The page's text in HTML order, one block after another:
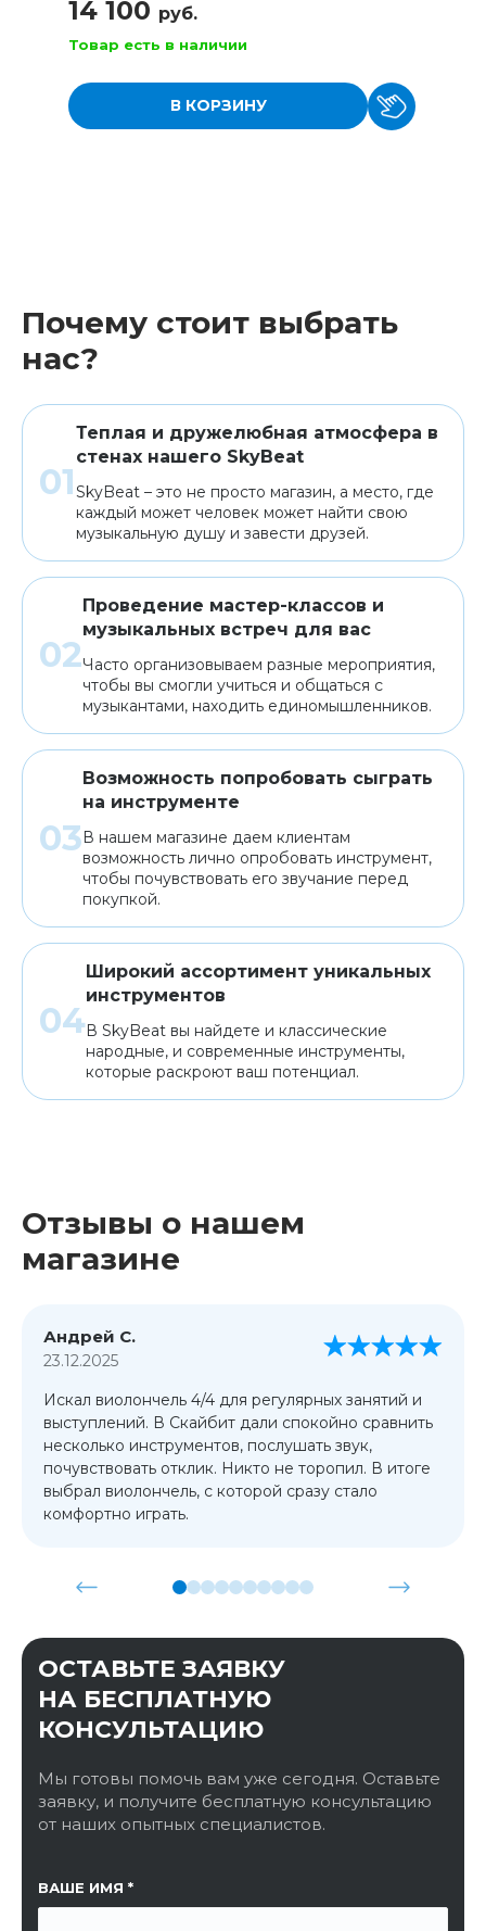
14 100 руб.
Товар есть в наличии
В КОРЗИНУ
Почему стоит выбрать
нас?
Теплая и дружелюбная атмосфера в
стенах нашего SkyBeat
SkyBeat – это не просто магазин, а место, где
каждый может человек может найти свою
музыкальную душу и завести друзей.
Проведение мастер-классов и
музыкальных встреч для вас
Часто организовываем разные мероприятия,
чтобы вы смогли учиться и общаться с
музыкантами, находить единомышленников.
Возможность попробовать сыграть
на инструменте
В нашем магазине даем клиентам
возможность лично опробовать инструмент,
чтобы почувствовать его звучание перед
покупкой.
Широкий ассортимент уникальных
инструментов
В SkyBeat вы найдете и классические
народные, и современные инструменты,
которые раскроют ваш потенциал.
Отзывы о нашем
магазине
Андрей С.
23.12.2025
Искал виолончель 4/4 для регулярных занятий и
выступлений. В Скайбит дали спокойно сравнить
несколько инструментов, послушать звук,
почувствовать отклик. Никто не торопил. В итоге
выбрал виолончель, с которой сразу стало
комфортно играть.
ОСТАВЬТЕ ЗАЯВКУ
НА БЕСПЛАТНУЮ
КОНСУЛЬТАЦИЮ
Мы готовы помочь вам уже сегодня. Оставьте
заявку, и получите бесплатную консультацию
от наших опытных специалистов.
ВАШЕ ИМЯ
ССЫЛКА НА СТРАНИЦУ